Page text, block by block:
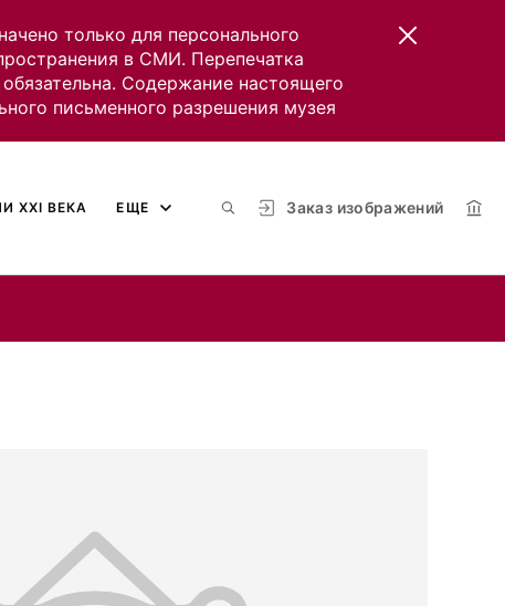
только для персонального
в СМИ. Перепечатка
Содержание настоящего
письменного разрешения музея
Заказ изображений
XXI ВЕКА ЕЩЕ